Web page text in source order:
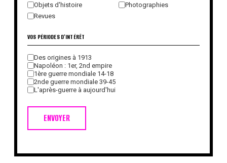
Objets d'histoire
Photographies
Revues
ENVOYER
VOS PÉRIODES D'INTÉRÊT
Des origines à 1913
Napoléon : 1er, 2nd empire
1ère guerre mondiale 14-18
2nde guerre mondiale 39-45
L'après-guerre à aujourd'hui